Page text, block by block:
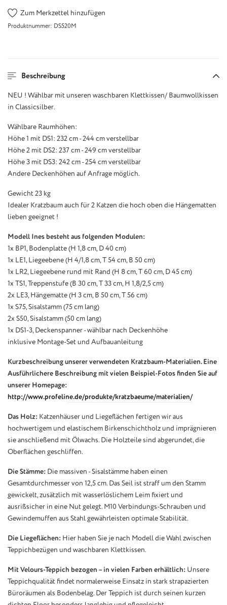
Zum Merkzettel hinzufügen
Produktnummer: DS520M
Beschreibung
NEU ! Wählbar mit unseren waschbaren Klettkissen/ Baumwollkissen
in Classicsilber.
Wählbare Raumhöhen:
Höhe 1 mit DS1: 232 cm - 244 cm verstellbar
Höhe 2 mit DS2: 237 cm - 249 cm verstellbar
Höhe 3 mit DS3: 242 cm - 254 cm verstellbar
Andere Deckenhöhen auf Anfrage möglich.
Gewicht 23 kg
Idealer Kratzbaum auch für 2 Katzen die hoch oben die Hängematten
lieben geeignet !
Modell Ines besteht aus folgenden Modulen:
1x BP1, Bodenplatte (H 1,8 cm, D 40 cm)
1x LE1, Liegeebene (H 4/1,8 cm, T 54 cm, B 50 cm)
1x LR2, Liegeebene rund mit Rand (H 8 cm, T 60 cm, D 45 cm)
1x TS1, Treppenstufe (B 30 cm, T 33 cm, H 1,8/2,5 cm)
2x LE3, Hängematte (H 3 cm, B 50 cm, T 56 cm)
1x S75, Sisalstamm (75 cm lang)
2x S50, Sisalstamm (50 cm lang)
1x DS1-3, Deckenspanner - wählbar nach Deckenhöhe
inklusive Montage-Set und Aufbauanleitung
Kurzbeschreibung unserer verwendeten Kratzbaum-Materialien. Eine
Ausführlichere Beschreibung mit vielen Beispiel-Fotos finden Sie auf
unserer Homepage:
http://www.profeline.de/produkte/kratzbaeume/materialien/
Das Holz: Katzenhäuser und Liegeflächen fertigen wir aus
hochwertigem und elastischem Birkenschichtholz und imprägnieren
sie anschließend mit Ölwachs. Die Holzteile sind abgerundet, die
Oberflächen geschliffen.
Die Stämme: Die massiven - Sisalstämme haben einen
Gesamtdurchmesser von 12,5 cm. Das Seil ist straff um den Stamm
gewickelt, zusätzlich mit wasserlöslichem Leim fixiert und
ausrißsicher in eine Nut gelegt. M10 Verbindungs-Schrauben und
Gewindemuffen aus Stahl gewährleisten optimale Stabilität.
Die Liegeflächen: Hier haben Sie je nach Modell die Wahl zwischen
Teppichbezügen und waschbaren Klettkissen.
Mit Velours-Teppich bezogen – in vielen Farben erhältlich: Unsere
Teppichqualität findet normalerweise Einsatz in stark strapazierten
Büroräumen als Bodenbelag. Der Teppich ist durch seinen kurzen